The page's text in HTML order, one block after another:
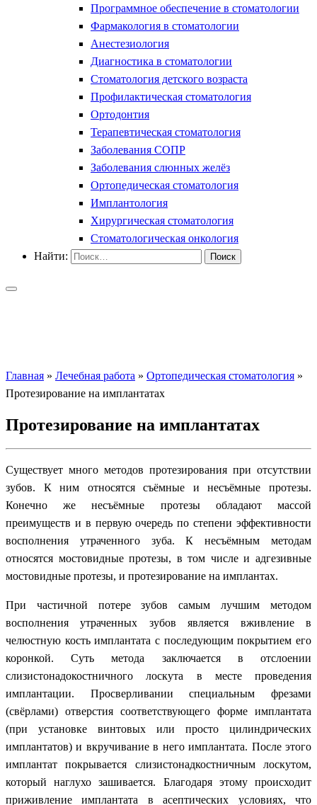
Программное обеспечение в стоматологии
Фармакология в стоматологии
Анестезиология
Диагностика в стоматологии
Стоматология детского возраста
Профилактическая стоматология
Ортодонтия
Терапевтическая стоматология
Заболевания СОПР
Заболевания слюнных желёз
Ортопедическая стоматология
Имплантология
Хирургическая стоматология
Стоматологическая онкология
Найти:
Главная » Лечебная работа » Ортопедическая стоматология »
Протезирование на имплантатах
Протезирование на имплантатах
Существует много методов протезирования при отсутствии
зубов. К ним относятся съёмные и несъёмные протезы.
Конечно же несъёмные протезы обладают массой
преимуществ и в первую очередь по степени эффективности
восполнения утраченного зуба. К несъёмным методам
относятся мостовидные протезы, в том числе и адгезивные
мостовидные протезы, и протезирование на имплантах.
При частичной потере зубов самым лучшим методом
восполнения утраченных зубов является вживление в
челюстную кость имплантата с последующим покрытием его
коронкой. Суть метода заключается в отслоении
слизистонадокостничного лоскута в месте проведения
имплантации. Просверливании специальным фрезами
(свёрлами) отверстия соответствующего форме имплантата
(при установке винтовых или просто цилиндрических
имплантатов) и вкручивание в него имплантата. После этого
имплантат покрывается слизистонадкостничным лоскутом,
который наглухо зашивается. Благодаря этому происходит
приживление имплантата в асептических условиях, что